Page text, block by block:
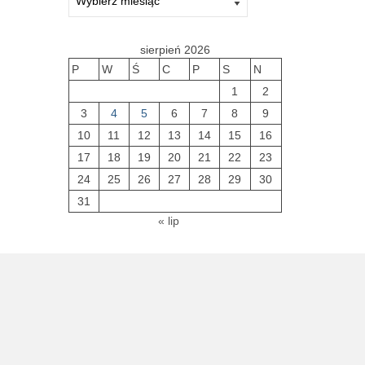
sierpień 2026
P
W Ś C P S
N
1
2
3
4 5 6 7 8
9
10
11 12 13 14 15
16
17
18 19 20 21 22
23
24
25 26 27 28 29
30
31
« lip